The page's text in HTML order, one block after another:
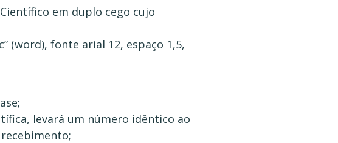
em duplo cego cujo
(word), fonte arial 12, espaço 1,5,
levará um número idêntico ao